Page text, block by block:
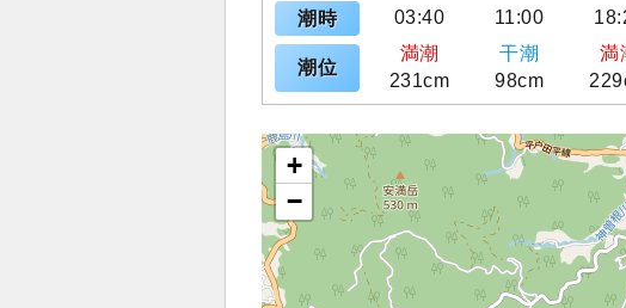
潮時 03:40 11:00
潮位
満潮 干潮 満
231cm
98cm
+
−